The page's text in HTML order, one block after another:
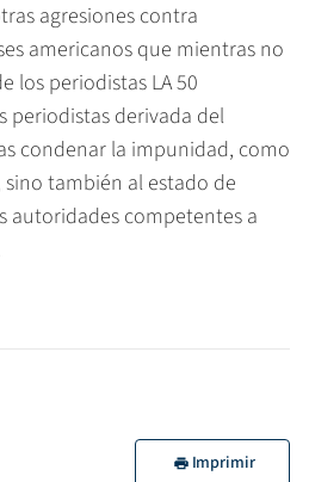
agresiones contra
americanos que mientras no
los periodistas LA 50
periodistas derivada del
condenar la impunidad, como
también al estado de
autoridades competentes a
Imprimir